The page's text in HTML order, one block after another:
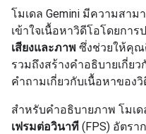
โมเดล Gemini มีความสา
เข้าใจเนื้อหาวิดีโอโดยกา
เสียงและภาพ ซึ่งช่วยให้คุณ
รวมถึงสร้างคำอธิบายเกี่ย
คำถามเกี่ยวกับเนื้อหาของวิ
สำหรับคำอธิบายภาพ โมเ
เฟรมต่อวินาที (FPS) อัตรา